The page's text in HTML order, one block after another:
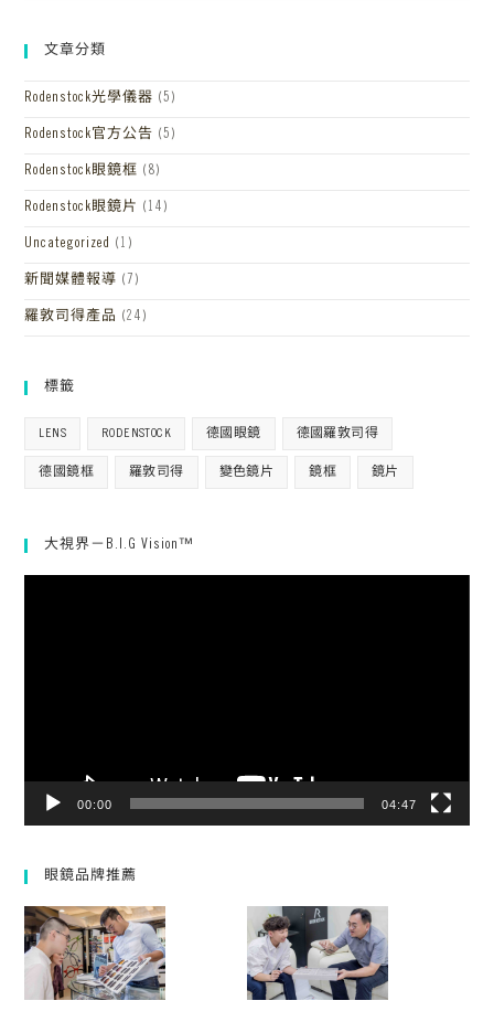
文章分類
Rodenstock光學儀器 (5)
Rodenstock官方公告 (5)
Rodenstock眼鏡框 (8)
Rodenstock眼鏡片 (14)
Uncategorized (1)
新聞媒體報導 (7)
羅敦司得產品 (24)
標籤
LENS RODENSTOCK 德國眼鏡 德國羅敦司得
德國鏡框 羅敦司得 變色鏡片 鏡框 鏡片
大視界－B.I.G Vision™
00:00 04:47
眼鏡品牌推薦